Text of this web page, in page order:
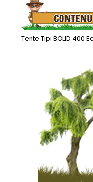
Tente Tipi BOLID 400
.